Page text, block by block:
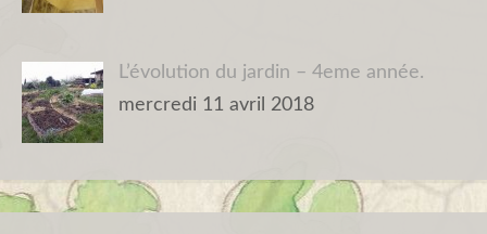
L’évolution du jardin – 4eme année.
mercredi 11 avril 2018